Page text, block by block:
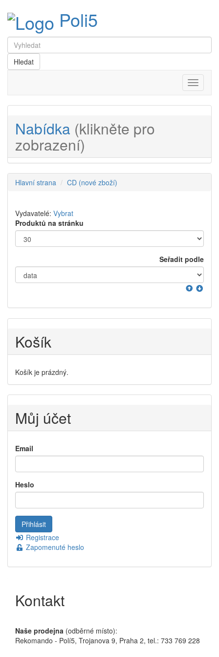
Poli5
Menu
Nabídka (klikněte pro
zobrazení)
Hlavní strana CD (nové zboží)
Vydavatelé: Vybrat
Produktů na stránku
Seřadit podle
Košík
Košík je prázdný.
Můj účet
Email
Heslo
Registrace
Zapomenuté heslo
Kontakt
Naše prodejna (odběrné místo):
Rekomando - Polí5, Trojanova 9, Praha 2, tel.: 733 769 228